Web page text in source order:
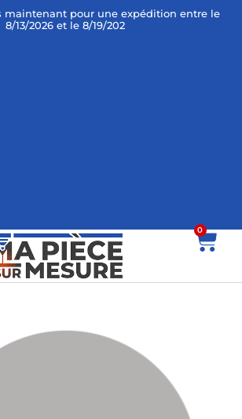
maintenant pour une expédition entre le
8/13/2026 et le 8/19/2026 !
0